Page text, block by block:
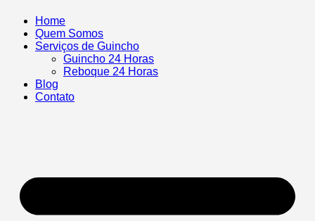
Home
Quem Somos
Serviços de Guincho
Guincho 24 Horas
Reboque 24 Horas
Blog
Contato